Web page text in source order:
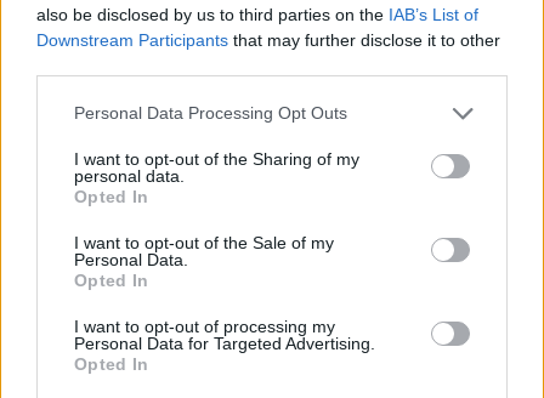
also be disclosed by us to third parties on the IAB’s List of
Downstream Participants that may further disclose it to other
Personal Data Processing Opt Outs
I want to opt-out of the Sharing of my
personal data.
Opted In
I want to opt-out of the Sale of my
Personal Data.
Opted In
I want to opt-out of processing my
Personal Data for Targeted Advertising.
Opted In
A rovat további cikkei